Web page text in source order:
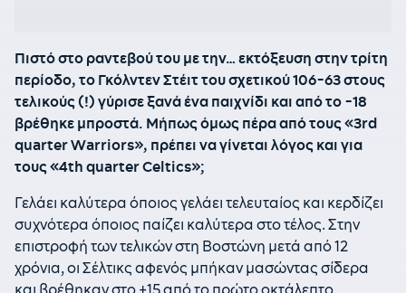
Πιστό στο ραντεβού του με την… εκτόξευση στην τρίτη
περίοδο, το Γκόλντεν Στέιτ του σχετικού 106-63 στους
τελικούς (!) γύρισε ξανά ένα παιχνίδι και από το -18
βρέθηκε μπροστά. Μήπως όμως πέρα από τους «3rd
quarter Warriors», πρέπει να γίνεται λόγος και για
τους «4th quarter Celtics»;
Γελάει καλύτερα όποιος γελάει τελευταίος και κερδίζει
συχνότερα όποιος παίζει καλύτερα στο τέλος. Στην
επιστροφή των τελικών στη Βοστώνη μετά από 12
χρόνια, οι Σέλτικς αφενός μπήκαν μασώντας σίδερα
και βρέθηκαν στο +15 από το πρώτο οκτάλεπτο,